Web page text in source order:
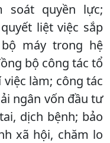
soát quyền lực;
liệt việc sắp
máy trong hệ
bộ công tác tổ
làm; công tác
ngân vốn đầu tư
dịch bệnh; bảo
xã hội, chăm lo